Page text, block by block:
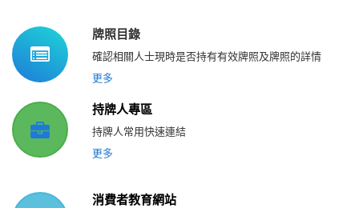
牌照目錄
確認相關人士現時是否持有有效牌照及牌照的詳情
更多
持牌人專區
持牌人常用快速連結
更多
消費者教育網站